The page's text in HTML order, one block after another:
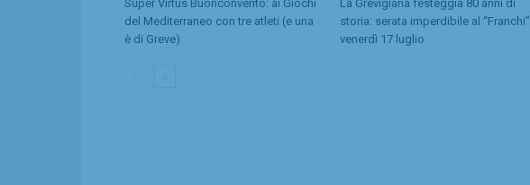
Super Virtus Buonconvento: ai Giochi
del Mediterraneo con tre atleti (e una
è di Greve)
La Grevigiana festeggia 80 anni di
storia: serata imperdibile al “Franchi”
venerdì 17 luglio